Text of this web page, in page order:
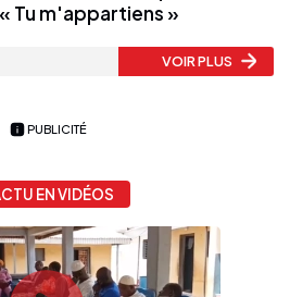
Tu m'appartiens »
VOIR PLUS
PUBLICITÉ
EN VIDÉOS